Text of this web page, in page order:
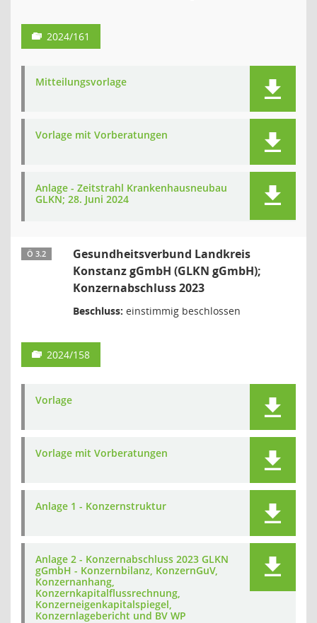
2024/161
Mitteilungsvorlage
Vorlage mit Vorberatungen
Anlage - Zeitstrahl Krankenhausneubau
GLKN; 28. Juni 2024
Ö 3.2
Gesundheitsverbund Landkreis
Konstanz gGmbH (GLKN gGmbH);
Konzernabschluss 2023
Beschluss: einstimmig beschlossen
2024/158
Vorlage
Vorlage mit Vorberatungen
Anlage 1 - Konzernstruktur
Anlage 2 - Konzernabschluss 2023 GLKN
gGmbH - Konzernbilanz, KonzernGuV,
Konzernanhang,
Konzernkapitalflussrechnung,
Konzerneigenkapitalspiegel,
Konzernlagebericht und BV WP